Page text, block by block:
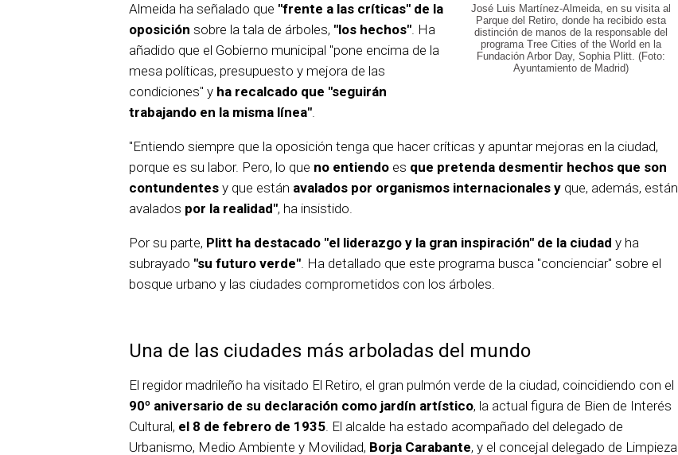
José Luis Martínez-Almeida, en su visita al
Parque del Retiro, donde ha recibido esta
distinción de manos de la responsable del
programa Tree Cities of the World en la
Fundación Arbor Day, Sophia Plitt. (Foto:
Ayuntamiento de Madrid)
Almeida ha señalado que "frente a las críticas" de la
oposición sobre la tala de árboles, "los hechos". Ha
añadido que el Gobierno municipal "pone encima de la
mesa políticas, presupuesto y mejora de las
condiciones" y ha recalcado que "seguirán
trabajando en la misma línea".
"Entiendo siempre que la oposición tenga que hacer críticas y apuntar mejoras en la ciudad,
porque es su labor. Pero, lo que no entiendo es que pretenda desmentir hechos que son
contundentes y que están avalados por organismos internacionales y que, además, están
avalados por la realidad", ha insistido.
Por su parte, Plitt ha destacado "el liderazgo y la gran inspiración" de la ciudad y ha
subrayado "su futuro verde". Ha detallado que este programa busca "concienciar" sobre el
bosque urbano y las ciudades comprometidos con los árboles.
Una de las ciudades más arboladas del mundo
El regidor madrileño ha visitado El Retiro, el gran pulmón verde de la ciudad, coincidiendo con el
90º aniversario de su declaración como jardín artístico, la actual figura de Bien de Interés
Cultural, el 8 de febrero de 1935. El alcalde ha estado acompañado del delegado de
Urbanismo, Medio Ambiente y Movilidad, Borja Carabante, y el concejal delegado de Limpieza